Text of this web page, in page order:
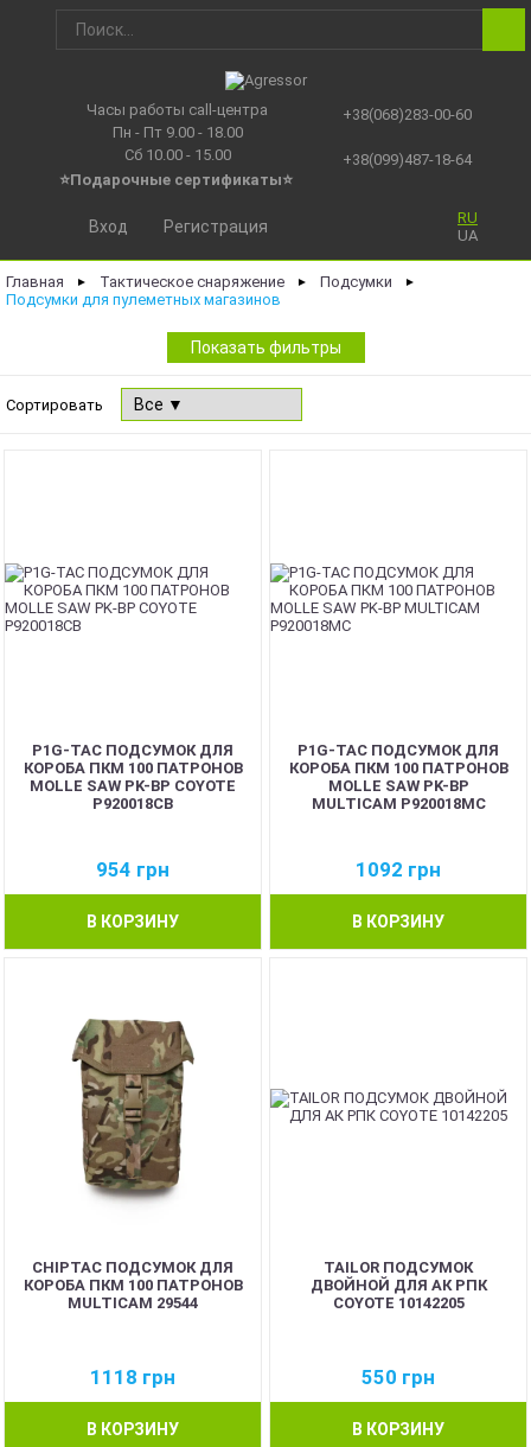
Часы работы call-центра
Пн - Пт 9.00 - 18.00
Сб 10.00 - 15.00
⭐Подарочные сертификаты⭐
+38(068)283-00-60
+38(099)487-18-64
RU
UA
Вход Регистрация
Главная ► Тактическое снаряжение ► Подсумки ►
Подсумки для пулеметных магазинов
Показать фильтры
Сортировать
P1G-TAC ПОДСУМОК ДЛЯ
КОРОБА ПКМ 100 ПАТРОНОВ
MOLLE SAW PK-BP COYOTE
P920018CB
954 грн
В КОРЗИНУ
P1G-TAC ПОДСУМОК ДЛЯ
КОРОБА ПКМ 100 ПАТРОНОВ
MOLLE SAW PK-BP
MULTICAM P920018MC
1092 грн
В КОРЗИНУ
CHIPTAC ПОДСУМОК ДЛЯ
КОРОБА ПКМ 100 ПАТРОНОВ
MULTICAM 29544
1118 грн
В КОРЗИНУ
TAILOR ПОДСУМОК
ДВОЙНОЙ ДЛЯ АК РПК
COYOTE 10142205
550 грн
В КОРЗИНУ